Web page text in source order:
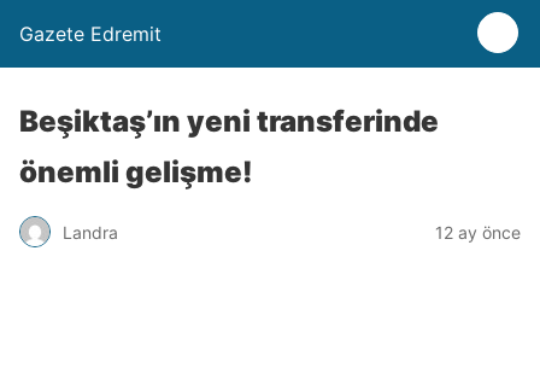
Gazete Edremit
Beşiktaş’ın yeni transferinde
önemli gelişme!
Landra 12 ay önce